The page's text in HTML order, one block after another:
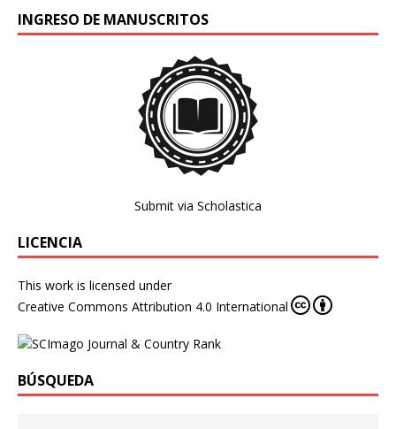
INGRESO DE MANUSCRITOS
Submit via Scholastica
LICENCIA
This work is licensed under
Creative Commons Attribution 4.0 International
BÚSQUEDA